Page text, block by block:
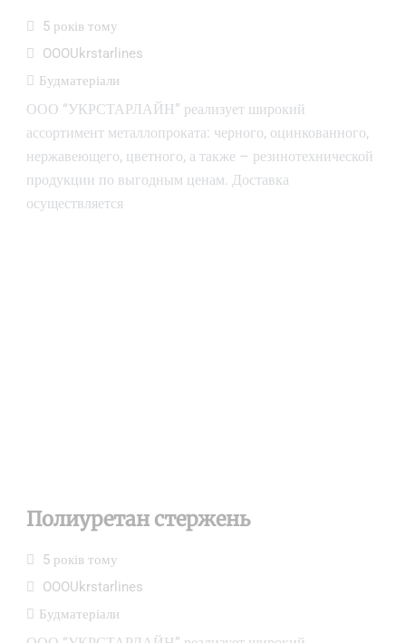
5 років тому
OOOUkrstarlines
Будматеріали
ООО “УКРСТАРЛАЙН” реализует широкий
ассортимент металлопроката: черного, оцинкованного,
нержавеющего, цветного, а также – резинотехнической
продукции по выгодным ценам. Доставка
осуществляется
Полиуретан стержень
5 років тому
OOOUkrstarlines
Будматеріали